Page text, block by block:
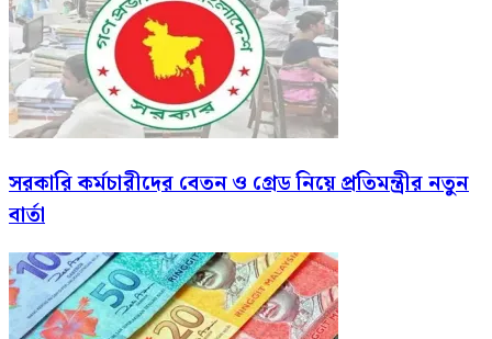
সরকারি কর্মচারীদের বেতন ও গ্রেড নিয়ে প্রতিমন্ত্রীর নতুন
বার্তা